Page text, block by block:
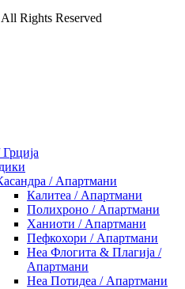
Rights Reserved
/ Апартмани
Калитеа / Апартмани
Полихроно / Апартмани
Ханиоти / Апартмани
Пефкохори / Апартмани
Неа Флогита & Плагија /
Апартмани
Неа Потидеа / Апартмани